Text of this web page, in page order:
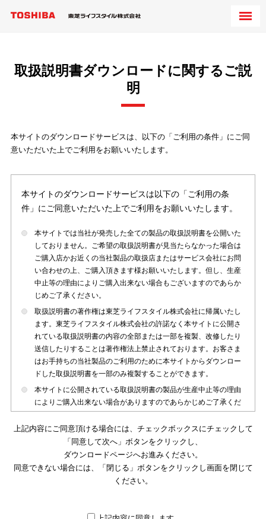
取扱説明書ダウンロードに関するご説
明
本サイトのダウンロードサービスは、以下の「ご利用の条件」にご同
意いただいた上でご利用をお願いいたします。
本サイトのダウンロードサービスは以下の「ご利用の条
件」にご同意いただいた上でご利用をお願いいたします。
本サイトでは当社が発売した全ての製品の取扱説明書を公開いた
しておりません。ご希望の取扱説明書が見当たらなかった場合は
ご購入店かお近くの当社製品の取扱店またはサービス会社にお問
い合わせの上、ご購入頂きます様お願いいたします。但し、生産
中止等の理由によりご購入出来ない場合もございますのであらか
じめご了承ください。
取扱説明書の著作権は東芝ライフスタイル株式会社に帰属いたし
ます。東芝ライフスタイル株式会社の許諾なく本サイトに公開さ
れている取扱説明書の内容の全部または一部を複製、改修したり
送信したりすることは著作権法上禁止されております。お客さま
はお手持ちの当社製品のご利用のために本サイトからダウンロー
ドした取扱説明書を一部のみ複製することができます。
本サイトに公開されている取扱説明書の製品が生産中止等の理由
によりご購入出来ない場合がありますのであらかじめご了承くだ
本サイトに公開されている取扱説明書は、製品が発売された時点
のものを掲載しております。従いまして本サイトに掲載されてい
る取扱説明書の記載内容とお客さまがお持ちの製品の仕様がその
後のマイナーチェンジ等で変更になる場合がございます。本サイ
トに公開されている取扱説明書の内容とお手持ちの製品の仕様に
上記内容にご同意頂ける場合には、チェックボックスにチェックして
「同意して次へ」ボタンをクリックし、
ダウンロードページへお進みください。
同意できない場合には、「閉じる」ボタンをクリックし画面を閉じて
ください。